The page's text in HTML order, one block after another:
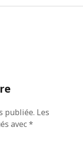
publiée. Les
avec*